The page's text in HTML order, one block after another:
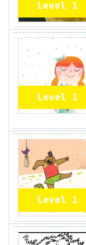
Level 1
Level 1
Level 1